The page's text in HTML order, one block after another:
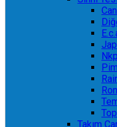
Nkp
Takım